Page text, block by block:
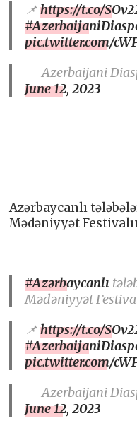
📌https://t.co/
pic.twitter.com/
— Azerbaijani
June 12, 2023
Azərbaycanlı
Mədəniyyət
#Azərbaycanlı
Mədəniyyət
📌https://t.co/
pic.twitter.com/
— Azerbaijani
June 12, 2023